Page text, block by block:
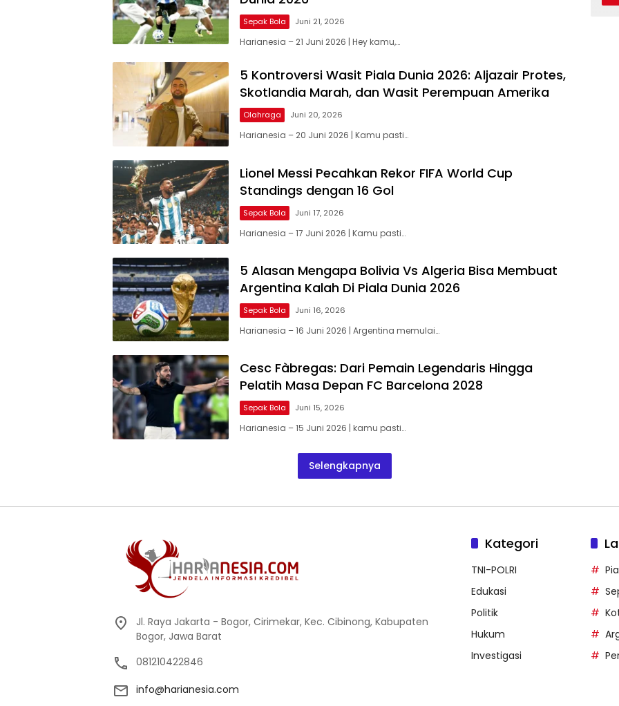
Sepak Bola Juni 21, 2026
Harianesia – 21 Juni 2026 | Hey kamu,…
5 Kontroversi Wasit Piala Dunia 2026: Aljazair Protes,
Skotlandia Marah, dan Wasit Perempuan Amerika
Olahraga Juni 20, 2026
Harianesia – 20 Juni 2026 | Kamu pasti…
Lionel Messi Pecahkan Rekor FIFA World Cup
Standings dengan 16 Gol
Sepak Bola Juni 17, 2026
Harianesia – 17 Juni 2026 | Kamu pasti…
5 Alasan Mengapa Bolivia Vs Algeria Bisa Membuat
Argentina Kalah Di Piala Dunia 2026
Sepak Bola Juni 16, 2026
Harianesia – 16 Juni 2026 | Argentina memulai…
Cesc Fàbregas: Dari Pemain Legendaris Hingga
Pelatih Masa Depan FC Barcelona 2028
Sepak Bola Juni 15, 2026
Harianesia – 15 Juni 2026 | kamu pasti…
Selengkapnya
Jl. Raya Jakarta - Bogor, Cirimekar, Kec. Cibinong, Kabupaten
Bogor, Jawa Barat
081210422846
info@harianesia.com
Kategori
TNI-POLRI
Edukasi
Politik
Hukum
Investigasi